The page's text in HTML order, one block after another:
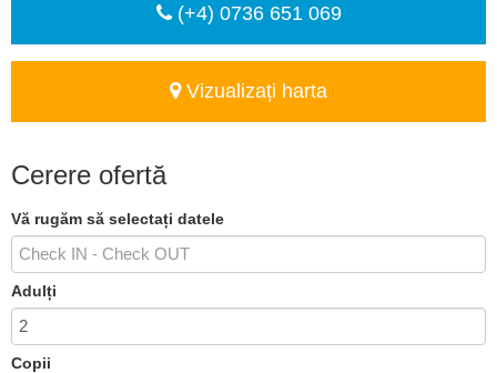
(+4) 0736 651 069
Vizualizați harta
Cerere ofertă
Vă rugăm să selectați datele
Adulți
Copii